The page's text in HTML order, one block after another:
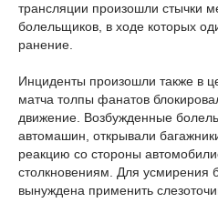
трансляции произошли стычки
болельщиков, в ходе которых
ранение.
Инциденты произошли также в
матча толпы фанатов
движение. Возбужденные
автомашин, открывали
реакцию со стороны
столкновениям. Для усмирения
вынуждена применить